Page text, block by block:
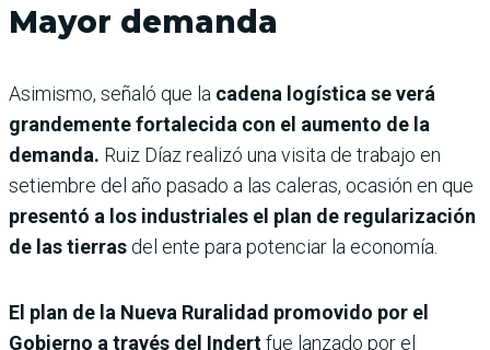
Mayor demanda
Asimismo, señaló que la cadena logística se verá
grandemente fortalecida con el aumento de la
demanda. Ruiz Díaz realizó una visita de trabajo en
setiembre del año pasado a las caleras, ocasión en que
presentó a los industriales el plan de regularización
de las tierras del ente para potenciar la economía.
El plan de la Nueva Ruralidad promovido por el
Gobierno a través del Indertfue lanzado por el